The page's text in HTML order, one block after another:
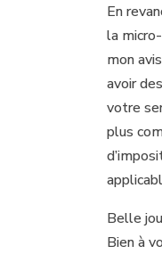
En
la
mon
avoir
votre
plus
Belle
Bien à